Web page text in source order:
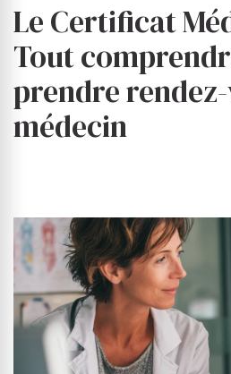
Le Certificat
Tout
prendre
médecin